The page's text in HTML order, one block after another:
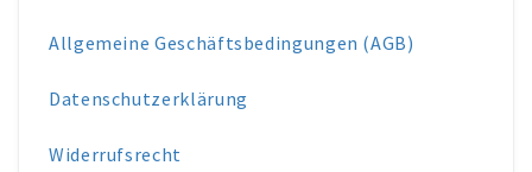
Allgemeine Geschäftsbedingungen (AGB)
Datenschutzerklärung
Widerrufsrecht